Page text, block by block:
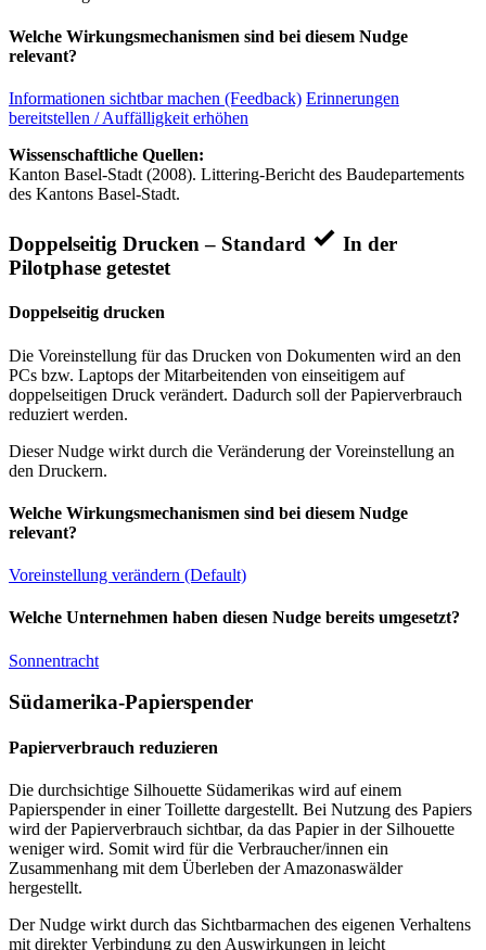
Welche Wirkungsmechanismen sind bei diesem Nudge
relevant?
Informationen sichtbar machen (Feedback) Erinnerungen
bereitstellen / Auffälligkeit erhöhen
Wissenschaftliche Quellen:
Kanton Basel-Stadt (2008). Littering-Bericht des Baudepartements
des Kantons Basel-Stadt.
Doppelseitig Drucken – Standard
In der
Pilotphase getestet
Doppelseitig drucken
Die Voreinstellung für das Drucken von Dokumenten wird an den
PCs bzw. Laptops der Mitarbeitenden von einseitigem auf
doppelseitigen Druck verändert. Dadurch soll der Papierverbrauch
reduziert werden.
Dieser Nudge wirkt durch die Veränderung der Voreinstellung an
den Druckern.
Welche Wirkungsmechanismen sind bei diesem Nudge
relevant?
Voreinstellung verändern (Default)
Welche Unternehmen haben diesen Nudge bereits umgesetzt?
Sonnentracht
Südamerika-Papierspender
Papierverbrauch reduzieren
Die durchsichtige Silhouette Südamerikas wird auf einem
Papierspender in einer Toillette dargestellt. Bei Nutzung des Papiers
wird der Papierverbrauch sichtbar, da das Papier in der Silhouette
weniger wird. Somit wird für die Verbraucher/innen ein
Zusammenhang mit dem Überleben der Amazonaswälder
hergestellt.
Der Nudge wirkt durch das Sichtbarmachen des eigenen Verhaltens
mit direkter Verbindung zu den Auswirkungen in leicht